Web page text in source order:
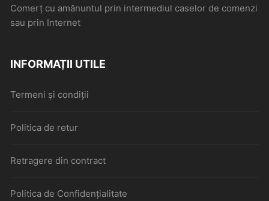
Comerţ cu amănuntul prin intermediul caselor de comenzi
sau prin Internet
INFORMAȚII UTILE
Termeni și condiții
Politica de retur
Retragere din contract
Politica de Confidențialitate